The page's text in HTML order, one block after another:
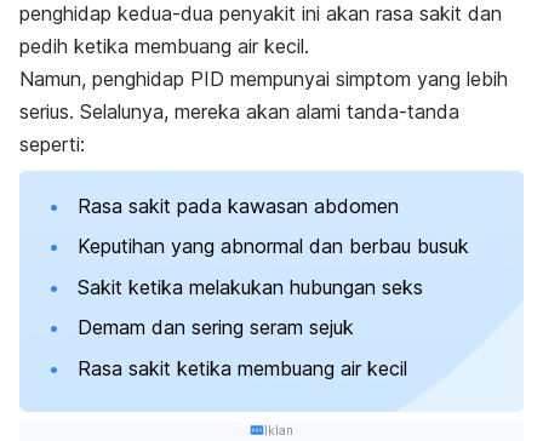
penghidap kedua-dua penyakit ini akan rasa sakit dan
pedih ketika membuang air kecil.
Namun, penghidap PID mempunyai simptom yang lebih
serius. Selalunya, mereka akan alami tanda-tanda
seperti:
Rasa sakit pada kawasan abdomen
Keputihan yang abnormal dan berbau busuk
Sakit ketika melakukan hubungan seks
Demam dan sering seram sejuk
Rasa sakit ketika membuang air kecil
Iklan